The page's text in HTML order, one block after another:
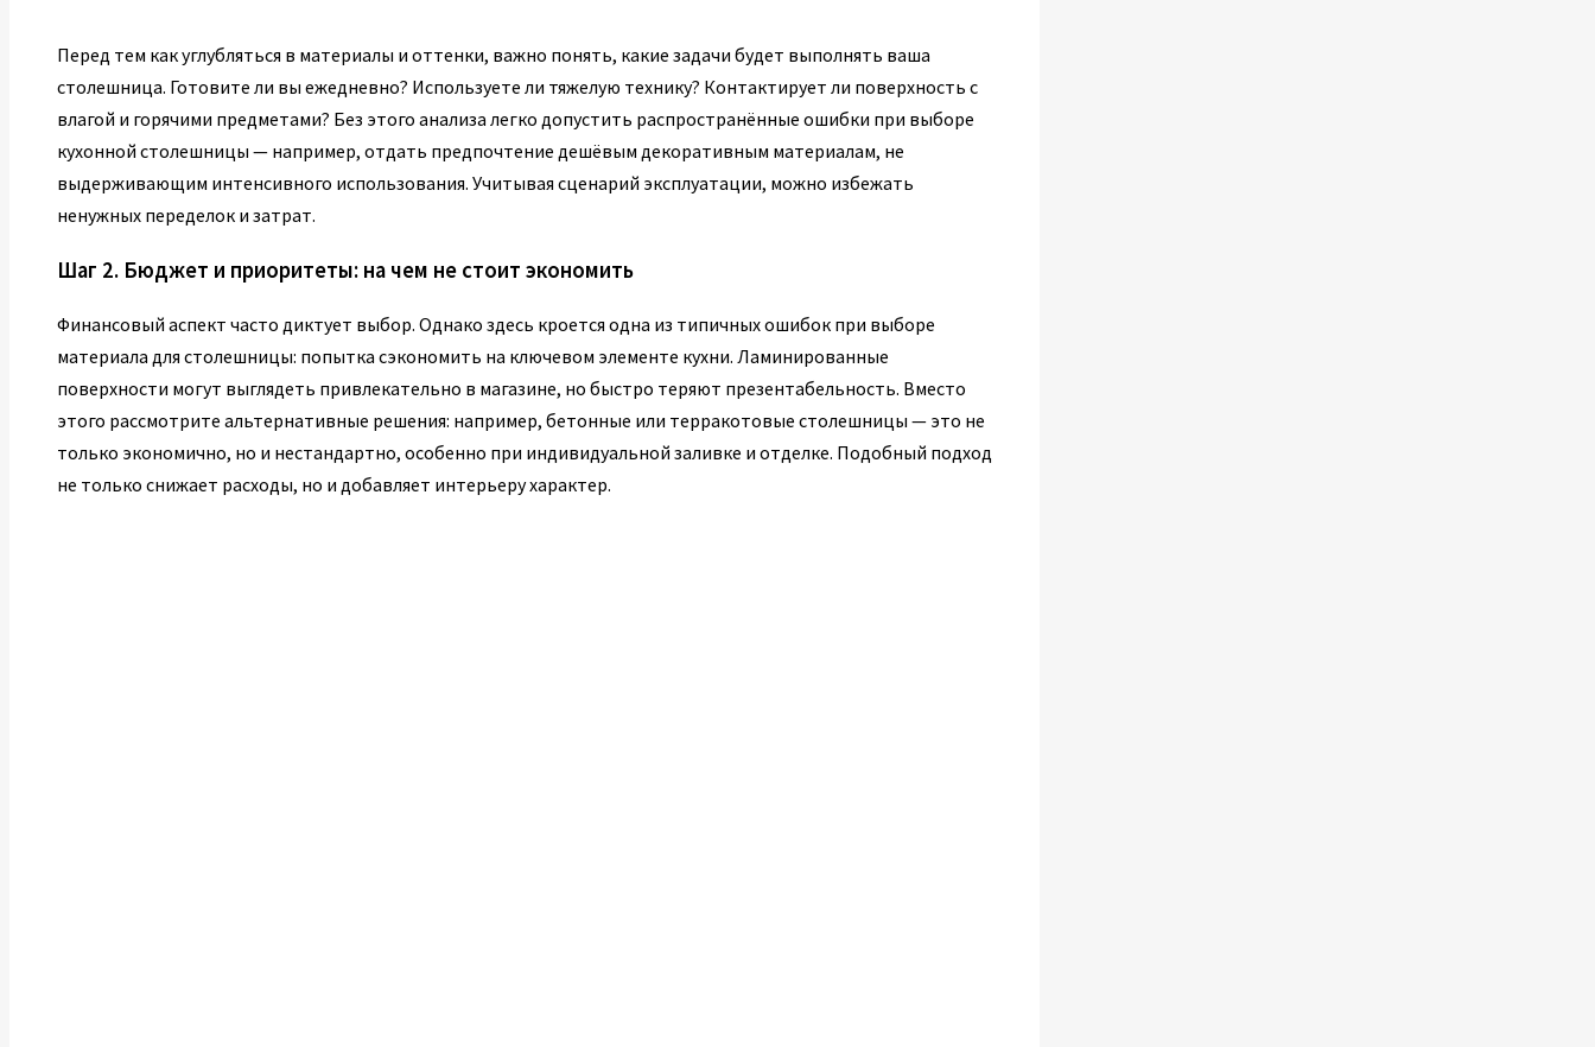
Перед тем как углубляться в материалы и оттенки, важно понять, какие задачи будет выполнять ваша
столешница. Готовите ли вы ежедневно? Используете ли тяжелую технику? Контактирует ли поверхность с
влагой и горячими предметами? Без этого анализа легко допустить распространённые ошибки при выборе
кухонной столешницы — например, отдать предпочтение дешёвым декоративным материалам, не
выдерживающим интенсивного использования. Учитывая сценарий эксплуатации, можно избежать
ненужных переделок и затрат.
Шаг 2. Бюджет и приоритеты: на чем не стоит экономить
Финансовый аспект часто диктует выбор. Однако здесь кроется одна из типичных ошибок при выборе
материала для столешницы: попытка сэкономить на ключевом элементе кухни. Ламинированные
поверхности могут выглядеть привлекательно в магазине, но быстро теряют презентабельность. Вместо
этого рассмотрите альтернативные решения: например, бетонные или терракотовые столешницы — это не
только экономично, но и нестандартно, особенно при индивидуальной заливке и отделке. Подобный подход
не только снижает расходы, но и добавляет интерьеру характер.